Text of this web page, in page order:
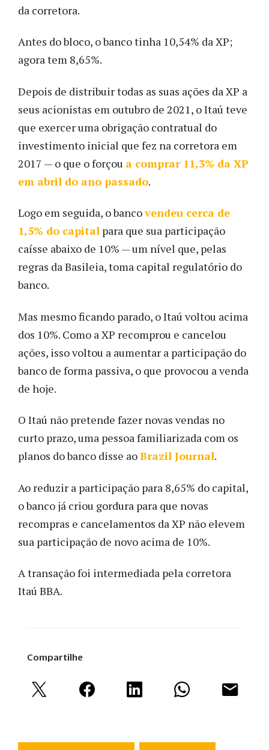
da corretora.
Antes do bloco, o banco tinha 10,54% da XP;
agora tem 8,65%.
Depois de distribuir todas as suas ações da XP a
seus acionistas em outubro de 2021, o Itaú teve
que exercer uma obrigação contratual do
investimento inicial que fez na corretora em
2017 — o que o forçou a comprar 11,3% da XP
em abril do ano passado.
Logo em seguida, o bancovendeu cerca de
1,5% do capital para que sua participação
caísse abaixo de 10% — um nível que, pelas
regras da Basileia, toma capital regulatório do
banco.
Mas mesmo ficando parado, o Itaú voltou acima
dos 10%. Como a XP recomprou e cancelou
ações, isso voltou a aumentar a participação do
banco de forma passiva, o que provocou a venda
de hoje.
O Itaú não pretende fazer novas vendas no
curto prazo, uma pessoa familiarizada com os
planos do banco disse aoBrazil Journal.
Ao reduzir a participação para 8,65% do capital,
o banco já criou gordura para que novas
recompras e cancelamentos da XP não elevem
sua participação de novo acima de 10%.
A transação foi intermediada pela corretora
Itaú BBA.
Compartilhe